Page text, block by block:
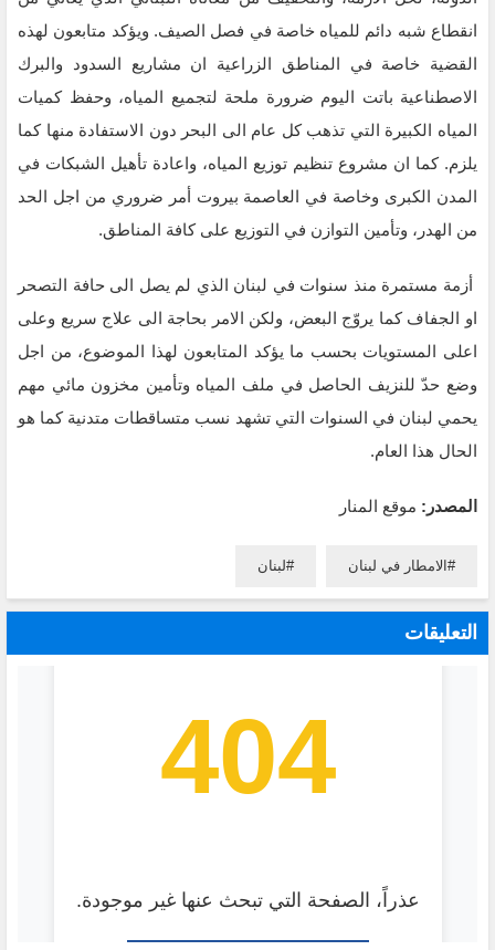
انقطاع شبه دائم للمياه خاصة في فصل الصيف. ويؤكد متابعون لهذه
القضية خاصة في المناطق الزراعية ان مشاريع السدود والبرك
الاصطناعية باتت اليوم ضرورة ملحة لتجميع المياه، وحفظ كميات
المياه الكبيرة التي تذهب كل عام الى البحر دون الاستفادة منها كما
يلزم. كما ان مشروع تنظيم توزيع المياه، واعادة تأهيل الشبكات في
المدن الكبرى وخاصة في العاصمة بيروت أمر ضروري من اجل الحد
من الهدر، وتأمين التوازن في التوزيع على كافة المناطق.
أزمة مستمرة منذ سنوات في لبنان الذي لم يصل الى حافة التصحر
او الجفاف كما يروّج البعض، ولكن الامر بحاجة الى علاج سريع وعلى
اعلى المستويات بحسب ما يؤكد المتابعون لهذا الموضوع، من اجل
وضع حدّ للنزيف الحاصل في ملف المياه وتأمين مخزون مائي مهم
يحمي لبنان في السنوات التي تشهد نسب متساقطات متدنية كما هو
الحال هذا العام.
المصدر: موقع المنار
الامطار في لبنان لبنان
التعليقات